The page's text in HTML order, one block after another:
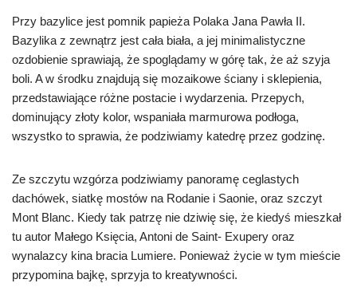
Przy bazylice jest pomnik papieża Polaka Jana Pawła II.
Bazylika z zewnątrz jest cała biała, a jej minimalistyczne
ozdobienie sprawiają, że spoglądamy w górę tak, że aż szyja
boli. A w środku znajdują się mozaikowe ściany i sklepienia,
przedstawiające różne postacie i wydarzenia. Przepych,
dominujący złoty kolor, wspaniała marmurowa podłoga,
wszystko to sprawia, że podziwiamy katedrę przez godzinę.
Ze szczytu wzgórza podziwiamy panoramę ceglastych
dachówek, siatkę mostów na Rodanie i Saonie, oraz szczyt
Mont Blanc. Kiedy tak patrzę nie dziwię się, że kiedyś mieszkał
tu autor Małego Księcia, Antoni de Saint- Exupery oraz
wynalazcy kina bracia Lumiere. Ponieważ życie w tym mieście
przypomina bajkę, sprzyja to kreatywności.